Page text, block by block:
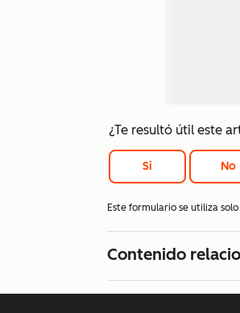
¿Te resultó útil este
Si No
Este formulario se utiliza
Contenido